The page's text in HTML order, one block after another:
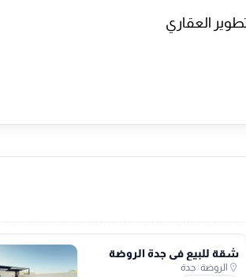
العقاري
شقة للبيع في جدة الروضة
الروضة| جدة